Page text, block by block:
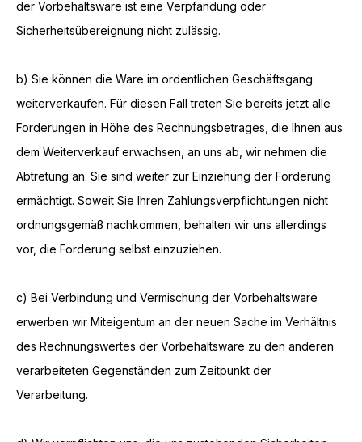
der Vorbehaltsware ist eine Verpfändung oder
Sicherheitsübereignung nicht zulässig.
b) Sie können die Ware im ordentlichen Geschäftsgang
weiterverkaufen. Für diesen Fall treten Sie bereits jetzt alle
Forderungen in Höhe des Rechnungsbetrages, die Ihnen aus
dem Weiterverkauf erwachsen, an uns ab, wir nehmen die
Abtretung an. Sie sind weiter zur Einziehung der Forderung
ermächtigt. Soweit Sie Ihren Zahlungsverpflichtungen nicht
ordnungsgemäß nachkommen, behalten wir uns allerdings
vor, die Forderung selbst einzuziehen.
c) Bei Verbindung und Vermischung der Vorbehaltsware
erwerben wir Miteigentum an der neuen Sache im Verhältnis
des Rechnungswertes der Vorbehaltsware zu den anderen
verarbeiteten Gegenständen zum Zeitpunkt der
Verarbeitung.